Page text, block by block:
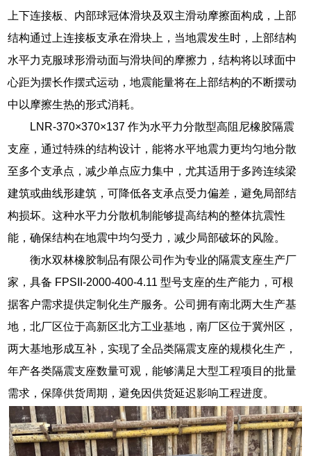
上下连接板、内部球冠体滑块及双主滑动摩擦面构成，上部
结构通过上连接板支承在滑块上，当地震发生时，上部结构
水平力克服球形滑动面与滑块间的摩擦力，结构将以球面中
心距为摆长作摆式运动，地震能量将在上部结构的不断摆动
中以摩擦生热的形式消耗。
LNR-370×370×137 作为水平力分散型高阻尼橡胶隔震
支座，通过特殊的结构设计，能将水平地震力更均匀地分散
至多个支承点，减少单点应力集中，尤其适用于多跨连续梁
建筑或曲线形建筑，可降低各支承点受力偏差，避免局部结
构损坏。这种水平力分散机制能够提高结构的整体抗震性
能，确保结构在地震中均匀受力，减少局部破坏的风险。
衡水双林橡胶制品有限公司作为专业的隔震支座生产厂
家，具备 FPSII-2000-400-4.11 型号支座的生产能力，可根
据客户需求提供定制化生产服务。公司拥有南北两大生产基
地，北厂区位于高新区北方工业基地，南厂区位于冀州区，
两大基地形成互补，实现了全品类隔震支座的规模化生产，
年产各类隔震支座数量可观，能够满足大型工程项目的批量
需求，保障供货周期，避免因供货延迟影响工程进度。